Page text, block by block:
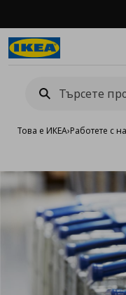
Това е ИКЕА›Работете с